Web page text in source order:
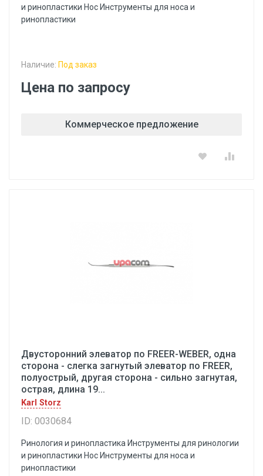
и ринопластики Hoc Инструменты для носа и
ринопластики
Наличие: Под заказ
Цена по запросу
Коммерческое предложение
Двусторонний элеватор по FREER-WEBER, одна
сторона - слегка загнутый элеватор по FREER,
полуострый, другая сторона - сильно загнутая,
острая, длина 19...
Karl Storz
ID: 0030684
Ринология и ринопластика Инструменты для ринологии
и ринопластики Hoc Инструменты для носа и
ринопластики